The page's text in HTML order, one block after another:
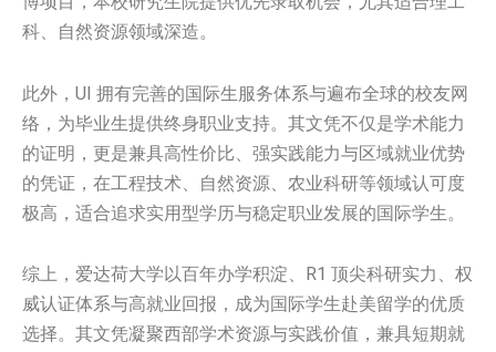
科、自然资源领域深造。
此外，UI 拥有完善的国际生服务体系与遍布全球的校友网
络，为毕业生提供终身职业支持。其文凭不仅是学术能力
的证明，更是兼具高性价比、强实践能力与区域就业优势
的凭证，在工程技术、自然资源、农业科研等领域认可度
极高，适合追求实用型学历与稳定职业发展的国际学生。
综上，爱达荷大学以百年办学积淀、R1 顶尖科研实力、权
威认证体系与高就业回报，成为国际学生赴美留学的优质
选择。其文凭凝聚西部学术资源与实践价值，兼具短期就